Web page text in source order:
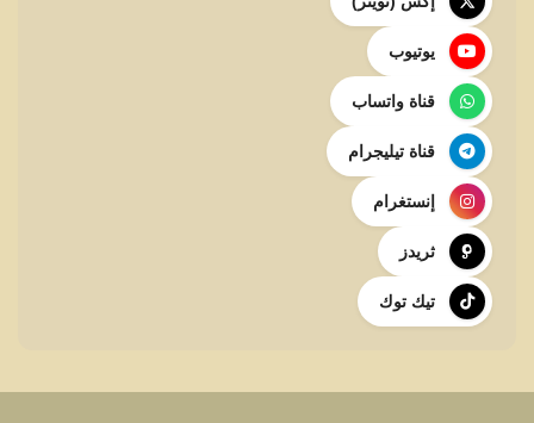
يوتيوب
قناة واتساب
قناة تيليجرام
إنستغرام
ثريدز
تيك توك